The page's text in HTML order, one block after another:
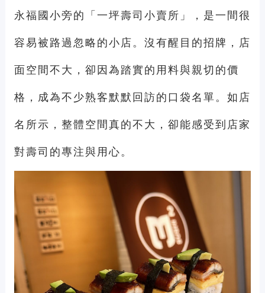
永福國小旁的「一坪壽司小賣所」，是一間很
容易被路過忽略的小店。沒有醒目的招牌，店
面空間不大，卻因為踏實的用料與親切的價
格，成為不少熟客默默回訪的口袋名單。如店
名所示，整體空間真的不大，卻能感受到店家
對壽司的專注與用心。